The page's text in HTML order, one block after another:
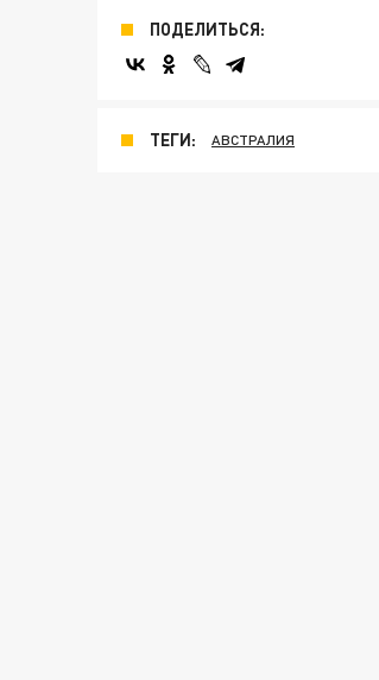
ПОДЕЛИТЬСЯ:
ТЕГИ: АВСТРАЛИЯ